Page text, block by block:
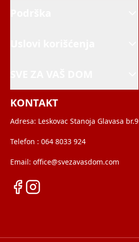
KONTAKT
Adresa: Leskovac Stanoja Glavasa br.9
Telefon : 064 8033 924
Email: office@svezavasdom.com